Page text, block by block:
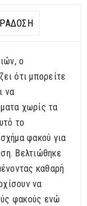
ο
ότι μπορείτε
να
χωρίς τα
το
φακού για
Βελτιώθηκε
καθαρή
να
φακούς ενώ